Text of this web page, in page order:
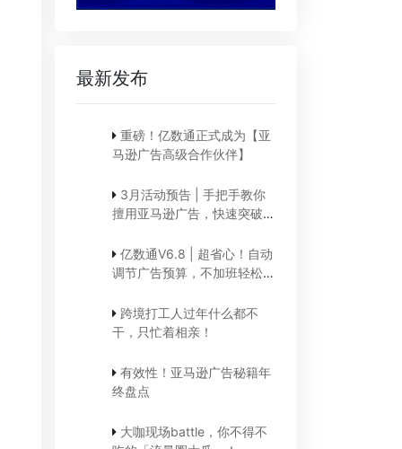
最新发布
重磅！亿数通正式成为【亚
马逊广告高级合作伙伴】
3月活动预告 | 手把手教你
擅用亚马逊广告，快速突破销
亿数通V6.8 | 超省心！自动
调节广告预算，不加班轻松提
跨境打工人过年什么都不
干，只忙着相亲！
有效性！亚马逊广告秘籍年
终盘点
大咖现场battle，你不得不